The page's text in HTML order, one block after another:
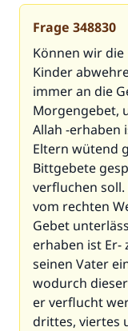
Frage 348830
Können wir
Kinder
immer an die
Morgengebet,
Allah -erhaben
Eltern wütend
Bittgebete
verfluchen
vom rechten
Gebet
erhaben ist Er-
seinen Vater
wodurch
er verflucht
drittes, viertes